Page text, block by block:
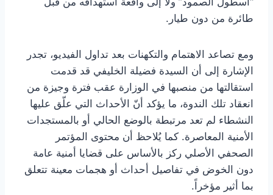
طائرة من دون طيار.
ومع تصاعد الاهتمام والتكهنات بعد تداول الفيديو، تجدر
الإشارة إلى أن السيدة فضيلة الخليفي قد قدمت
استقالتها من منصبها في الوزارة عقب فترة وجيزة من
انعقاد تلك الندوة، ما يؤكد أنّ الأحداث التي علّق عليها
النشطاء لم تعد مرتبطة بالوضع الحالي أو بالمستجدات
الأمنية المعاصرة. كما يُلاحظ أن محتوى المؤتمر
الصحفي الأصلي ركز بالأساس على قضايا أمنية عامة
دون الخوض في تفاصيل أحداث أو هجمات معينة تتعلق
بما أثير مؤخراً.